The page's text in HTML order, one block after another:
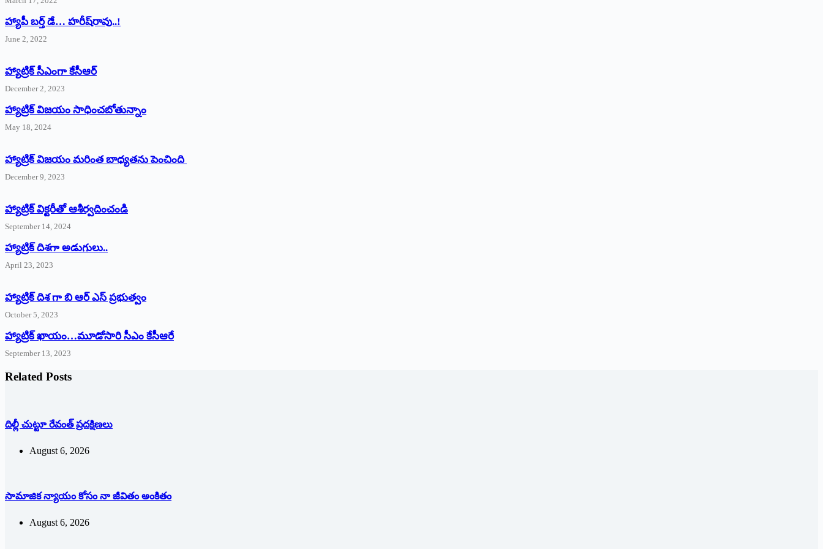
హ్యాపీ బర్త్ ‌డే… హరీష్‌రావు..!
June 2, 2022
హ్యాట్రిక్‌ ‌సీఎంగా కేసీఆర్‌
December 2, 2023
హ్యాట్రిక్‌ విజయం సాధించబోతున్నాం
May 18, 2024
హ్యాట్రిక్ విజయం మరింత బాధ్యతను పెంచింది
December 9, 2023
హ్యాట్రిక్‌ ‌విక్టరీతో ఆశీర్వదించండి
September 14, 2024
‌హ్యాట్రిక్‌ ‌దిశగా అడుగులు..
April 23, 2023
హ్యాట్రిక్ దిశ గా బి ఆర్ ఎస్ ప్రభుత్వం
October 5, 2023
హ్యాట్రిక్‌ ‌ఖాయం…మూడోసారి సీఎం కేసీఆరే
September 13, 2023
Related Posts
దిల్లీ చుట్టూ రేవంత్ ప్ర‌ద‌క్షిణ‌లు
August 6, 2026
సామాజిక న్యాయం కోసం నా జీవితం అంకితం
August 6, 2026